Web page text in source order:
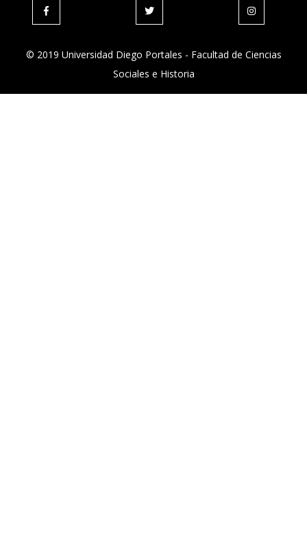
© 2019 Universidad Diego Portales - Facultad de Ciencias
Sociales e Historia